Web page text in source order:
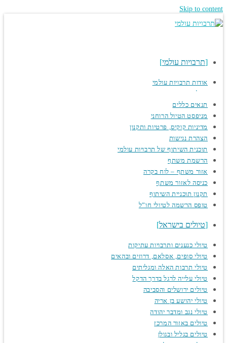
Skip to content
תרבויות עולמי
אודות תרבויות עולמי
המלצות
תנאים כללים
מניפסט הטיול הרוחני
מדיניות קוקיס, פרטיות ותקנון
הצהרת נגישות
תוכנית השיתוף של תרבויות עולמי
הרשמת משתף
אזור משתף – לוח בקרה
כניסה לאזור משתף
תקנון תוכניית השיתוף
טופס הרשמה לטיולי חו”ל
טיולים בישראל
טיולי כנענים ותרבויות עתיקות
טיולי סופים, אסלאם, דרוזים ובהאים
טיולי תרבות האלה ומגליתים
טיולי עלייה לרגל בדרך הדקל
טיולים ירושלים והסביבה
טיולי יהושע בן אריה
טיולי נגב ומדבר יהודה
טיולים באזור המרכז
טיולים בגליל ובגולן